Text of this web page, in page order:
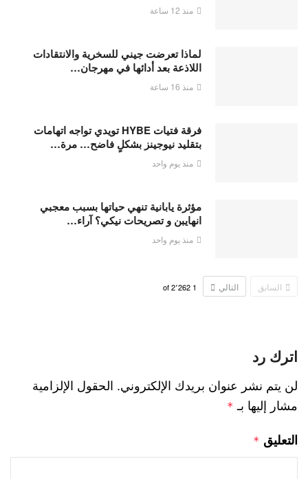
منذ 12 ساعة
لماذا تعرضت جيني للسخرية والانتقادات
اللاذعة بعد أدائها في مهرجان…
منذ 16 ساعة
فرقة فتيات HYBE تويدي تواجه اتهامات
بتقليد نيوجينز بشكلٍ فاضح… مرة…
منذ يوم واحد
مؤثرة يابانية تنهي حياتها بسبب معجبي
انهايبن و تصريحات نيكي؟ آراء…
منذ يوم واحد
السابق التالي 1 2٬262
اترك رد
لن يتم نشر عنوان بريدك الإلكتروني. الحقول الإلزامية
مشار إليها بـ *
التعليق *